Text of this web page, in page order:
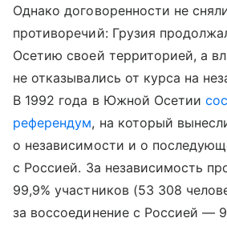
Однако договоренности не
противоречий: Грузия
Осетию своей территорией, а
не отказывались от курса на
В 1992 года в Южной Осетии
референдум, на который
о независимости и о
с Россией. За независимость
99,9% участников (53 308
за воссоединение с Россией —